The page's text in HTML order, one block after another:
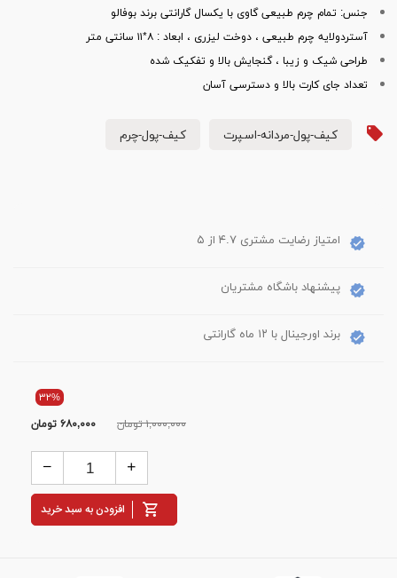
جنس: تمام چرم طبیعی گاوی با یکسال گارانتی برند بوفالو
آستردولایه چرم طبیعی ، دوخت لیزری ، ابعاد : ۸*۱۱ سانتی متر
طراحی شیک و زیبا ، گنجایش بالا و تفکیک شده
تعداد جای کارت بالا و دسترسی آسان
کیف-پول-مردانه-اسپرت کیف-پول-چرم
امتیاز رضایت مشتری ۴.۷ از ۵
پیشنهاد باشگاه مشتریان
برند اورجینال با ۱۲ ماه گارانتی
۳۲%
۱,۰۰۰,۰۰۰ تومان ۶۸۰,۰۰۰تومان
افزودن به سبد خرید